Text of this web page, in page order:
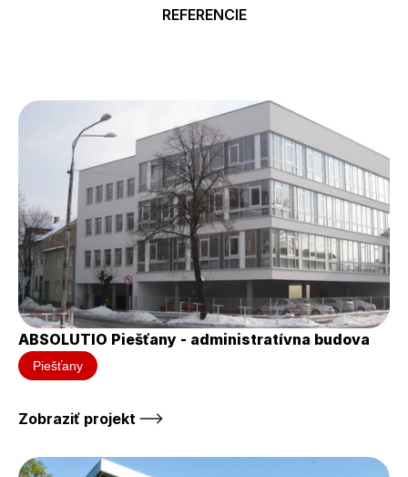
REFERENCIE
ABSOLUTIO Piešťany - administratívna budova
Piešťany
Zobraziť projekt